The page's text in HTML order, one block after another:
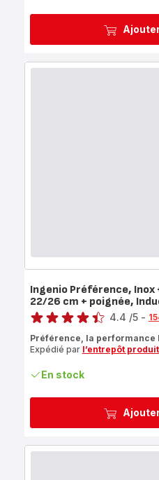
Ingenio Préférence,
22/26 cm + poignée,
Note
4.4 /5 -
Préférence, la performance
Expédié par l’entrepôt
En stock